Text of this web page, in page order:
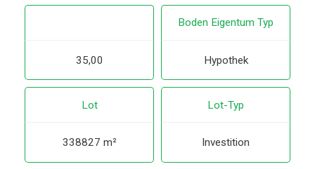
35,00
Boden Eigentum Typ
Hypothek
Lot
338827 m²
Lot-Typ
Investition